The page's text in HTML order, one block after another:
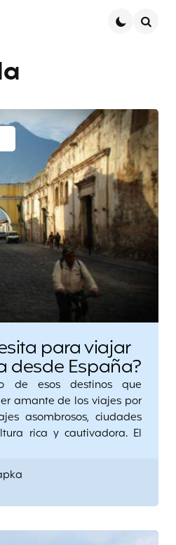
para viajar
desde España?
de esos destinos que
amante de los viajes por
asombrosos, ciudades
rica y cautivadora. El